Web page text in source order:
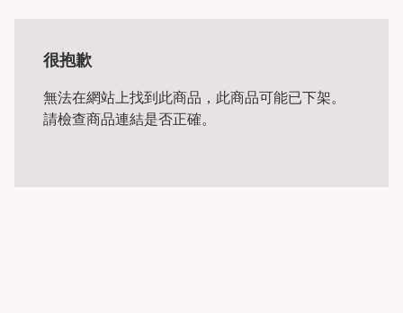
很抱歉
無法在網站上找到此商品，此商品可能已下架。
請檢查商品連結是否正確。